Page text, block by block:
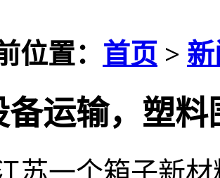
位置： 首页 >
备运输，塑
苏一个箱子新